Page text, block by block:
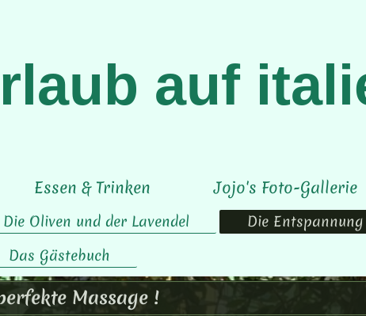
auf
Essen & Trinken Jojo's Foto-Gallerie
Die Oliven und der Lavendel Die Entspannung
Das Gästebuch
Massage !